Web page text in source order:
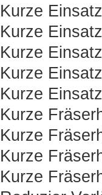
Kurze
Kurze
Kurze
Kurze
Kurze
Kurze
Kurze
Kurze
Kurze